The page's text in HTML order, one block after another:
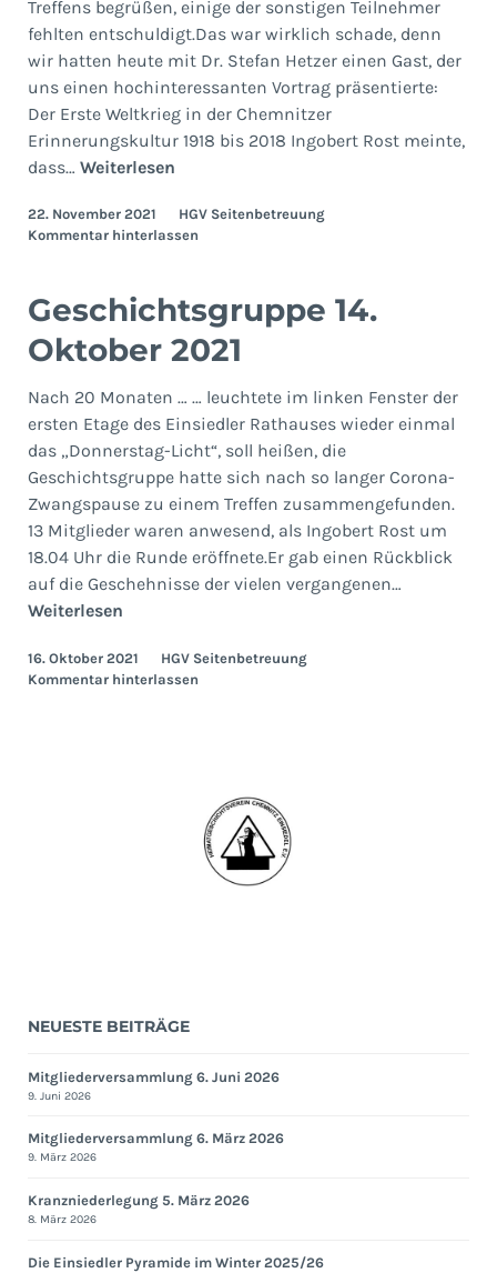
Treffens begrüßen, einige der sonstigen Teilnehmer
fehlten entschuldigt.Das war wirklich schade, denn
wir hatten heute mit Dr. Stefan Hetzer einen Gast, der
uns einen hochinteressanten Vortrag präsentierte:
Der Erste Weltkrieg in der Chemnitzer
Erinnerungskultur 1918 bis 2018 Ingobert Rost meinte,
dass… WeiterlesenGeschichtsgruppe
November
2021
22. November 2021
HGV Seitenbetreuung
Kommentar hinterlassen
Geschichtsgruppe 14.
Oktober 2021
Nach 20 Monaten … … leuchtete im linken Fenster der
ersten Etage des Einsiedler Rathauses wieder einmal
das „Donnerstag-Licht“, soll heißen, die
Geschichtsgruppe hatte sich nach so langer Corona-
Zwangspause zu einem Treffen zusammengefunden.
13 Mitglieder waren anwesend, als Ingobert Rost um
18.04 Uhr die Runde eröffnete.Er gab einen Rückblick
auf die Geschehnisse der vielen vergangenen…
WeiterlesenGeschichtsgruppe
Oktober
2021
16. Oktober 2021
HGV Seitenbetreuung
Kommentar hinterlassen
NEUESTE BEITRÄGE
Mitgliederversammlung 6. Juni 2026
9. Juni 2026
Mitgliederversammlung 6. März 2026
9. März 2026
Kranzniederlegung 5. März 2026
8. März 2026
Die Einsiedler Pyramide im Winter 2025/26